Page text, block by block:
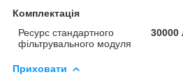
Комплектація
Ресурс стандартного
фільтрувального модуля
30000
Приховати